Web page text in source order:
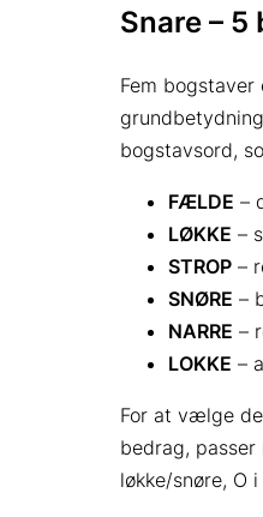
Snare –
Fem
bogstavs­ord,
FÆLDE –
LØKKE –
STROP –
SNØRE –
NARRE –
LOKKE –
For at vælge
bedrag, passer
løkke/snøre, O